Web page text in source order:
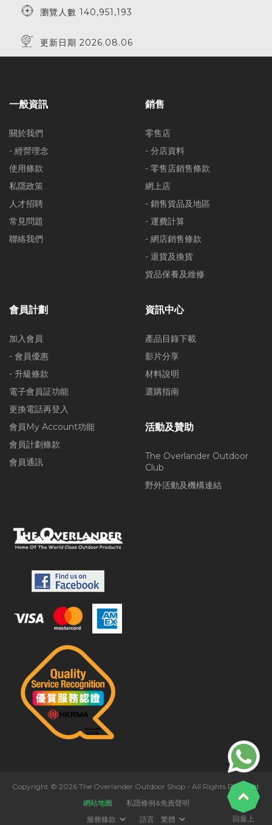
回最上
瀏覽人數 140,951,193
更新日期 2026.08.06
一般資訊
關於我們
- 經營理念
使用條款
私隱政策
人才招聘
常見問題
聯絡我們
銷售
零售店
- 分店資料
- 零售店銷售條款
網上店
- 銷售貨品及地區
- 運費計算
- 網店銷售條款
- 退貨及換貨
貨品保養及維修
會員計劃
加入會員
- 會員優惠
- 升級條款
電子會員証功能
更換電話再登入
會員My Account功能
會員計劃條款
會員通訊
資訊中心
產品目錄下載
影片分享
材料說明
選購指南
活動及贊助
The Overlander Outdoor
Club
野外活動及機構連結
Copyright © 2026 The Overlander Outdoor Shop - All Rights Reserved.
網站地圖
私隱條例&免責聲明
服務條款
語言: 繁體